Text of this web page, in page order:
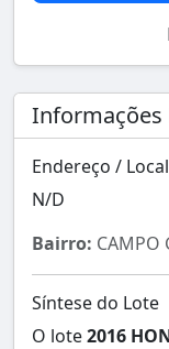
Informações
Endereço /
N/D
Bairro: CAMPO
Síntese do Lote
O lote2016